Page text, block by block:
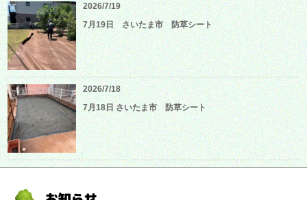
2026/7/19
7月19日 さいたま市 防草シート
2026/7/18
7月18日 さいたま市 防草シート